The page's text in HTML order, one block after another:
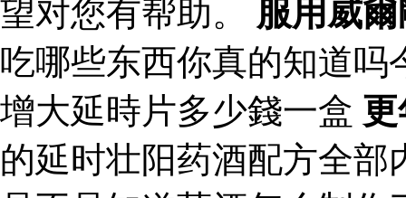
望对您有帮助。 服用威
吃哪些东西你真的知道
增大延時片多少錢一盒
的延时壮阳药酒配方全